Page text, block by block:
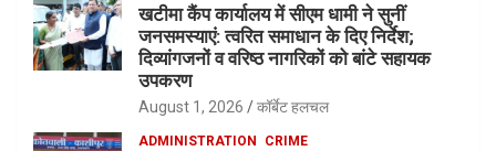
खटीमा कैंप कार्यालय में सीएम धामी ने सुनीं
जनसमस्याएं: त्वरित समाधान के दिए निर्देश;
दिव्यांगजनों व वरिष्ठ नागरिकों को बांटे सहायक
उपकरण
August 1, 2026 कॉर्बेट हलचल
ADMINISTRATION CRIME